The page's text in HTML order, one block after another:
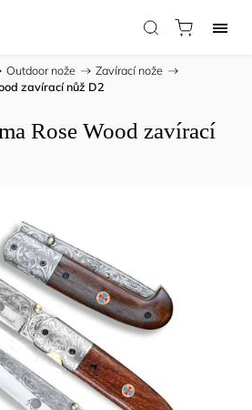
Outdoor nože / Zavírací nože /
zavírací nůž D2
Rose Wood zavírací